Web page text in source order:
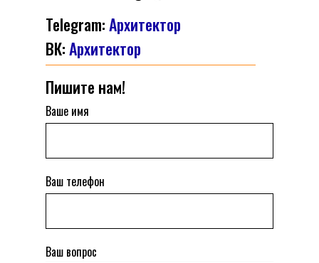
Telegram:Архитектор
ВК:Архитектор
Ваше имя
Ваш телефон
Ваш вопрос
Пишите нам!